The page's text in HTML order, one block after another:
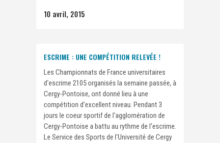
10 avril, 2015
ESCRIME : UNE COMPÉTITION RELEVÉE !
Les Championnats de France universitaires
d'escrime 2105 organisés la semaine passée, à
Cergy-Pontoise, ont donné lieu à une
compétition d'excellent niveau. Pendant 3
jours le coeur sportif de l'agglomération de
Cergy-Pontoise a battu au rythme de l'escrime.
Le Service des Sports de l'Université de Cergy